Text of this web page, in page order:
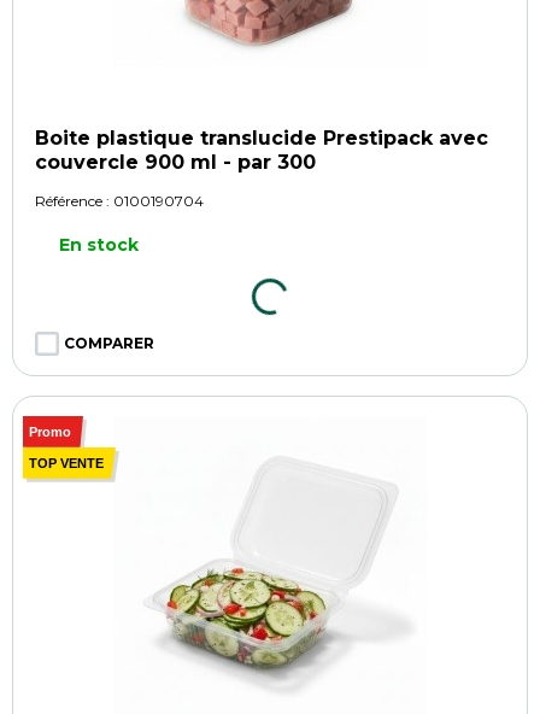
Boite plastique translucide Prestipack avec
couvercle 900 ml - par 300
Référence : 0100190704
En stock
COMPARER
Promo
TOP VENTE